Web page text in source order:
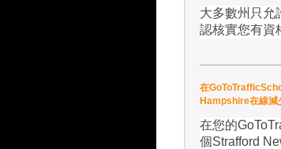
大多數州只允
認核實您有資
在
Hampshire在線減
在您的
個Strafford